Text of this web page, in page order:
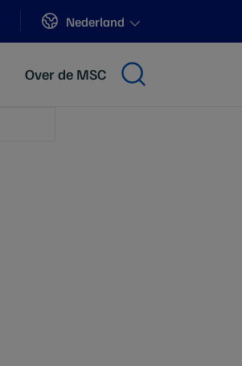
Sites
Nederland
Over de MSC